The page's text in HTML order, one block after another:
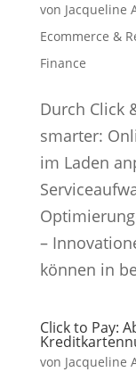
von Jacqueline
Ecommerce &
Finance
Durch Click
smarter:
im Laden
–
können in
Click to Pay:
von Jacqueline